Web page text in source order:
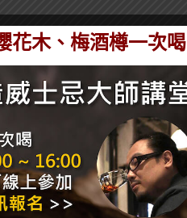
酒，Aviation 飛行是一杯
花木、梅酒樽一次喝